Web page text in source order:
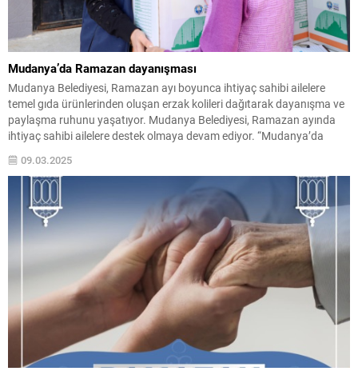
Mudanya’da Ramazan dayanışması
Mudanya Belediyesi, Ramazan ayı boyunca ihtiyaç sahibi ailelere
temel gıda ürünlerinden oluşan erzak kolileri dağıtarak dayanışma ve
paylaşma ruhunu yaşatıyor. Mudanya Belediyesi, Ramazan ayında
ihtiyaç sahibi ailelere destek olmaya devam ediyor. “Mudanya’da
belediye, erzak kolileriyle de vatandaşların yanında yer alıyor.
Ramazan ayının dayanışma...
09.03.2025